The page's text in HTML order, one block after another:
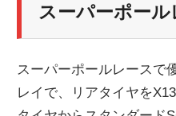
スーパーポール
スーパーポールレースで
レイで、リアタイヤを